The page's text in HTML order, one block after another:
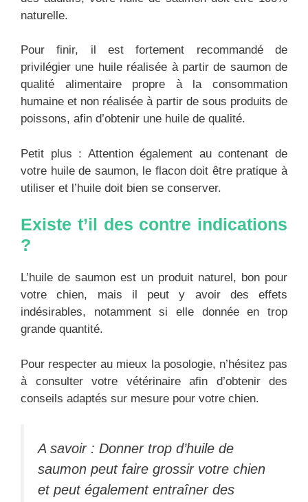
naturelle.
Pour finir, il est fortement recommandé de
privilégier une huile réalisée à partir de saumon de
qualité alimentaire propre à la consommation
humaine et non réalisée à partir de sous produits de
poissons, afin d’obtenir une huile de qualité.
Petit plus : Attention également au contenant de
votre huile de saumon, le flacon doit être pratique à
utiliser et l’huile doit bien se conserver.
Existe t’il des contre indications
?
L’huile de saumon est un produit naturel, bon pour
votre chien, mais il peut y avoir des effets
indésirables, notamment si elle donnée en trop
grande quantité.
Pour respecter au mieux la posologie, n’hésitez pas
à consulter votre vétérinaire afin d’obtenir des
conseils adaptés sur mesure pour votre chien.
A savoir : Donner trop d’huile de
saumon peut faire grossir votre chien
et peut également entraîner des